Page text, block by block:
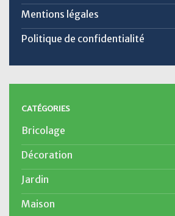
Mentions légales
Politique de confidentialité
CATÉGORIES
Bricolage
Décoration
Jardin
Maison